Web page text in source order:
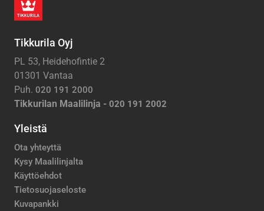
Tikkurila Oyj
PL 53, Heidehofintie 2
01301 Vantaa
Puh. 020 191 2000
Tikkurilan Maalilinja - 020 191 2002
Yleistä
Ota yhteyttä
Kysy Maalilinjalta
Käyttöehdot
Tietosuojaseloste
Kuvapankki